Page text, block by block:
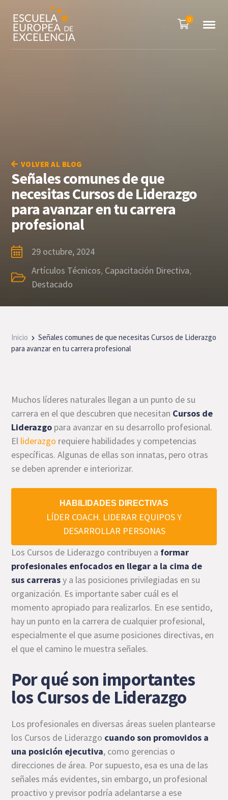
0
VOLVER AL BLOG
Señales comunes de que
necesitas Cursos de Liderazgo
para avanzar en tu carrera
profesional
29 octubre, 2024
Artículos Técnicos, Capacitación Directiva,
Destacado
Inicio
Señales comunes de que necesitas Cursos de Liderazgo
para avanzar en tu carrera profesional
Muchos líderes naturales llegan a un punto de su
carrera en el que descubren que necesitan Cursos de
Liderazgo para avanzar en su desarrollo profesional.
El liderazgo requiere habilidades y competencias
específicas. Algunas de ellas son innatas, pero otras
se deben aprender e interiorizar.
HABILIDADES DIRECTIVAS
LÍDER COACH. LIDERAR EQUIPOS Y
DESARROLLAR PERSONAS
Los Cursos de Liderazgo contribuyen a formar
profesionales enfocados en llegar a la cima de
sus carrerasy a las posiciones privilegiadas en su
organización. Es importante saber cuál es el
momento apropiado para realizarlos. En ese sentido,
hay un punto en la carrera de cualquier profesional,
especialmente el que asume posiciones directivas, en
el que el camino le muestra señales.
Por qué son importantes
los Cursos de Liderazgo
Los profesionales en diversas áreas suelen plantearse
los Cursos de Liderazgo cuando son promovidos a
una posición ejecutiva, como gerencias o
direcciones de área. Por supuesto, esa es una de las
señales más evidentes, sin embargo, un profesional
proactivo y previsor podría adelantarse a ese